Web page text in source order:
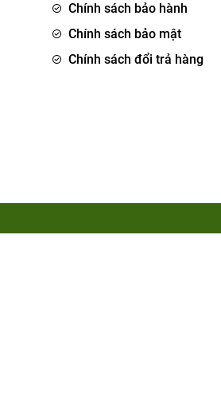
Chính sách bảo hành
Chính sách bảo mật
Chính sách đổi trả hàng